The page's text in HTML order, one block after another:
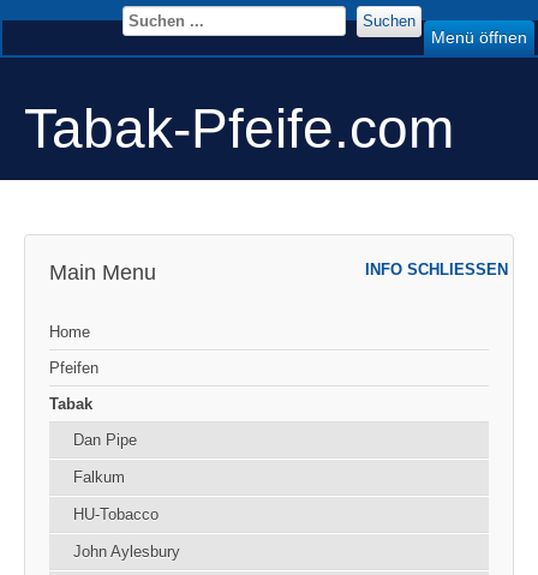
Tabak-Pfeife.com
Suchen
Menü öffnen
Main Menu
Home
Pfeifen
Tabak
Dan Pipe
Falkum
HU-Tobacco
John Aylesbury
INFO SCHLIESSEN